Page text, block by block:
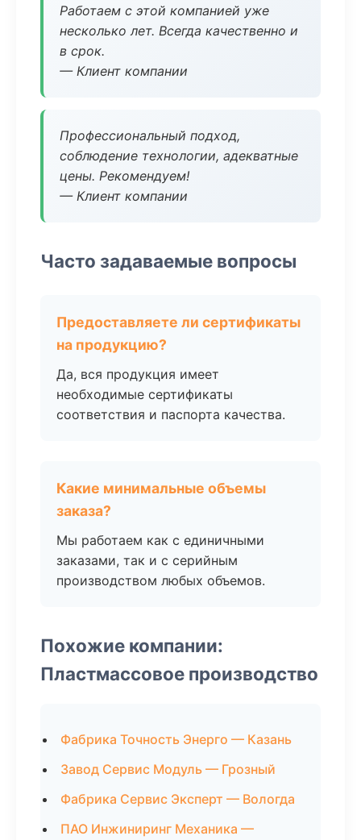
Работаем с этой компанией уже
несколько лет. Всегда качественно и
в срок.
— Клиент компании
Профессиональный подход,
соблюдение технологии, адекватные
цены. Рекомендуем!
— Клиент компании
Часто задаваемые вопросы
Предоставляете ли сертификаты
на продукцию?
Да, вся продукция имеет
необходимые сертификаты
соответствия и паспорта качества.
Какие минимальные объемы
заказа?
Мы работаем как с единичными
заказами, так и с серийным
производством любых объемов.
Похожие компании:
Пластмассовое производство
Фабрика Точность Энерго — Казань
Завод Сервис Модуль — Грозный
Фабрика Сервис Эксперт — Вологда
ПАО Инжиниринг Механика —